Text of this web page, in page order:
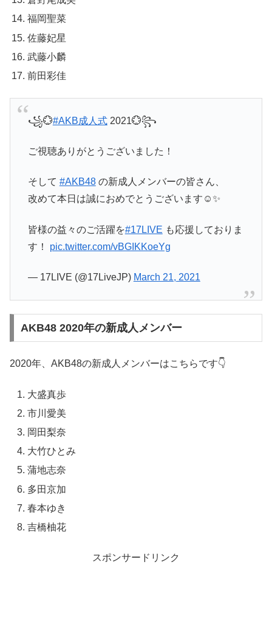
福岡聖菜
佐藤妃星
武藤小麟
前田彩佳
꧁💮#AKB成人式2021💮꧂
ご視聴ありがとうございました！
そして #AKB48の新成人メンバーの皆さん、
改めて本日は誠におめでとうございます☺️✨
皆様の益々のご活躍を#17LIVE も応援しておりま
す！ pic.twitter.com/vBGIKKoeYg
— 17LIVE (@17LiveJP) March 21, 2021
AKB48 2020年の新成人メンバー
2020年、AKB48の新成人メンバーはこちらです👇
大盛真歩
市川愛美
岡田梨奈
大竹ひとみ
蒲地志奈
多田京加
春本ゆき
吉橋柚花
スポンサードリンク